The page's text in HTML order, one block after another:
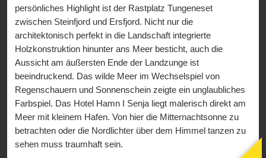
persönliches Highlight ist der Rastplatz Tungeneset
zwischen Steinfjord und Ersfjord. Nicht nur die
architektonisch perfekt in die Landschaft integrierte
Holzkonstruktion hinunter ans Meer besticht, auch die
Aussicht am äußersten Ende der Landzunge ist
beeindruckend. Das wilde Meer im Wechselspiel von
Regenschauern und Sonnenschein zeigte ein unglaubliches
Farbspiel. Das Hotel Hamn I Senja liegt malerisch direkt am
Meer mit kleinem Hafen. Von hier die Mitternachtsonne zu
betrachten oder die Nordlichter über dem Himmel tanzen zu
sehen muss traumhaft sein.